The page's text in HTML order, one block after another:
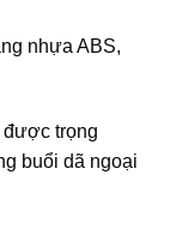
nhựa ABS,
được trọng
buổi dã ngoại